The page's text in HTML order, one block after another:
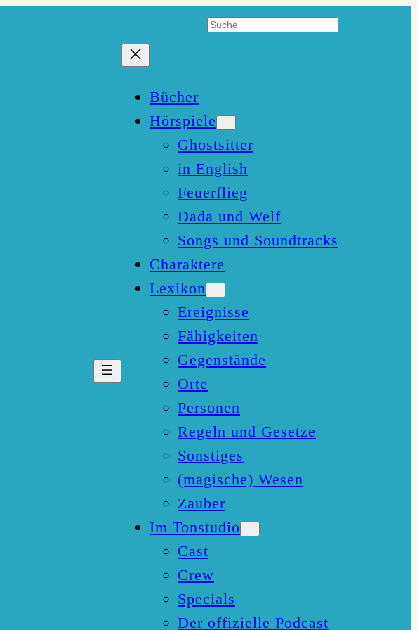
Suchen
Bücher
Hörspiele
Ghostsitter
in English
Feuerflieg
Dada und Welf
Songs und Soundtracks
Charaktere
Lexikon
Ereignisse
Fähigkeiten
Gegenstände
Orte
Personen
Regeln und Gesetze
Sonstiges
(magische) Wesen
Zauber
Im Tonstudio
Cast
Crew
Specials
Der offizielle Podcast